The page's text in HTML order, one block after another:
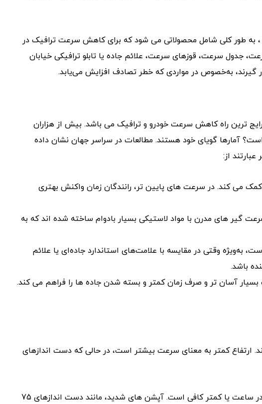
، به طور کلی شامل محصولاتی می شود که برای کاهش سرعت ترافیک در
سرعت، قوزهای سرعت، علائم جاده یا تابلو ترافیکی خیابان
گیرند، به‌خصوص در مواردی که خطر تصادف افزایش می‌یابد.
ترین راه کاهش سرعت خودرو و ترافیک می باشد. بیش از هزاران
آمارها گویای خود هستند. مطالعات در سراسر جهان نشان داده
می کند. در سرعت های پایین تر، رانندگان زمان واکنش بهتری
های مدرن با مواد لاستیکی بسیار بادوام ساخته شده اند که به
به‌ویژه وقتی در مقایسه با علامت‌های استاندارد جاده‌ای یا علائم
باشد.
آسان تر و صرف زمان کمتر و بسته شدن جاده ها را فراهم می کند.
ارتفاع کمتر به معنای سرعت بیشتر است، در حالی که دست اندازهای
ارتفاع 50 میلی متری گزینه مناسبی برای سرعت گیر ترافیکی است. این ارتفاع برای کاهش سرعت خودروها تا 10 مایل در ساعت یا کمتر کافی است. آپشن های شدید، مانند دست اندازهای 75